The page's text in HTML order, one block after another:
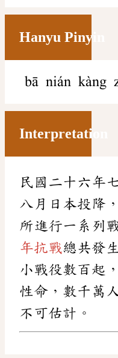
Hanyu Pinyin
bā nián kàng
Interpretation
民國二十六年
八月日本投降
所進行一系列
年抗戰總共發
小戰役數百起
性命，數千萬
不可估計。